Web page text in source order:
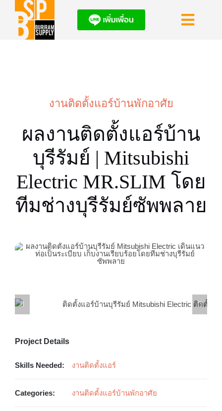
content
ผลงานติดตั้งแอ
ข่าวสารอัพเดท
งานติดตั้งแอร์บ้านพักอาศัย
ผลงานติดตั้งแอร์บ้าน
บุรีรัมย์ | Mitsubishi
Electric MR.SLIM โดย
ทีมช่างบุรีรัมย์ซัพพลาย
Project Details
Skills Needed: งานติดตั้งแอร์
Categories: งานติดตั้งแอร์บ้านพักอาศัย